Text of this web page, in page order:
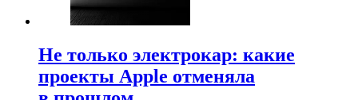
Не только электрокар: какие
проекты Apple отменяла